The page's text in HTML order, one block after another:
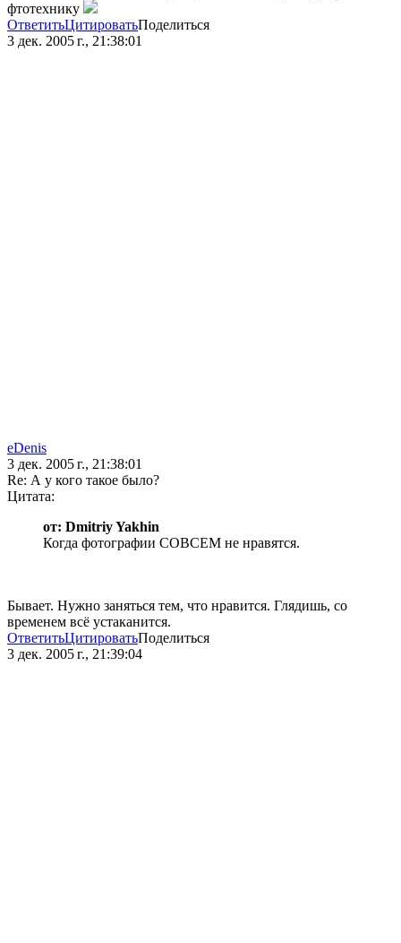
фтотехнику
ОтветитьЦитироватьПоделиться
3 дек. 2005 г., 21:38:01
eDenis
3 дек. 2005 г., 21:38:01
Re: А у кого такое было?
Цитата:
от: Dmitriy Yakhin
Когда фотографии СОВСЕМ не нравятся.
Бывает. Нужно заняться тем, что нравится. Глядишь, со
временем всё устаканится.
ОтветитьЦитироватьПоделиться
3 дек. 2005 г., 21:39:04